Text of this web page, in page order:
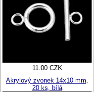
11.00 CZK
Akrylový zvonek 14x10 mm,
20 ks, bílá